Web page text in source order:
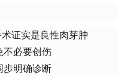
证实是良性肉芽肿
不必要创伤
步明确诊断